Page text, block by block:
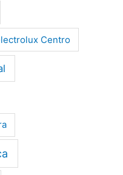
Centro